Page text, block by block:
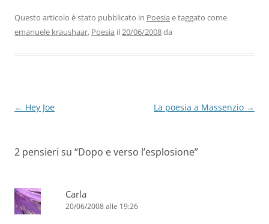
b
o
dI
n
A
p
a
m
vi
Questo articolo è stato pubblicato in Poesia e taggato come
emanuele kraushaar, Poesia il20/06/2008da
Navigazione
← Hey Joe La poesia a Massenzio →
2 pensieri su “Dopo e verso l’esplosione”
Carla
20/06/2008 alle 19:26